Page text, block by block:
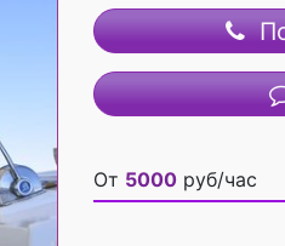
От 5000 руб/час